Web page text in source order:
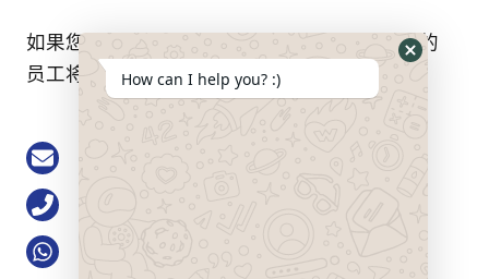
如果您有任何问题，请随时与我们联系。我们的
员工将竭诚为您服务。.
How can I help you? :)